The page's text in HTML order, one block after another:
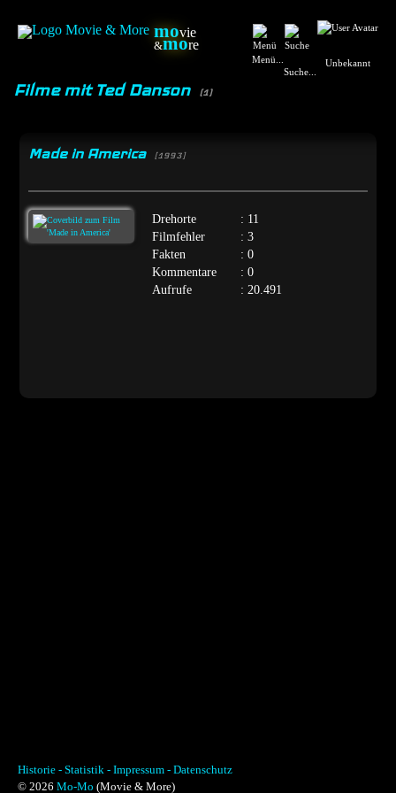
movie
&more
Menü...
Suche...
Unbekannt
Filme mit Ted Danson (1)
Made in America [1993]
Drehorte
: 11
Filmfehler
: 3
Fakten
: 0
Kommentare
: 0
Aufrufe
: 20.491
Historie - Statistik - Impressum - Datenschutz
© 2026 Mo-Mo (Movie & More)